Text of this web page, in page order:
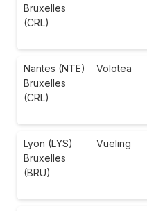
Bruxelles
(CRL)
Nantes (NTE)
Bruxelles
(CRL)
Volotea
Lyon (LYS)
Bruxelles
(BRU)
Vueling